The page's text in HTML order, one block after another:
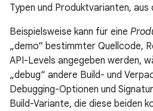
Typen und Produktvarianten, aus
Beispielsweise kann für eine
„demo“ bestimmter Quellcode,
API-Levels angegeben werden,
„debug“ andere Build- und
Debugging-Optionen und
Build-Variante, die diese beiden